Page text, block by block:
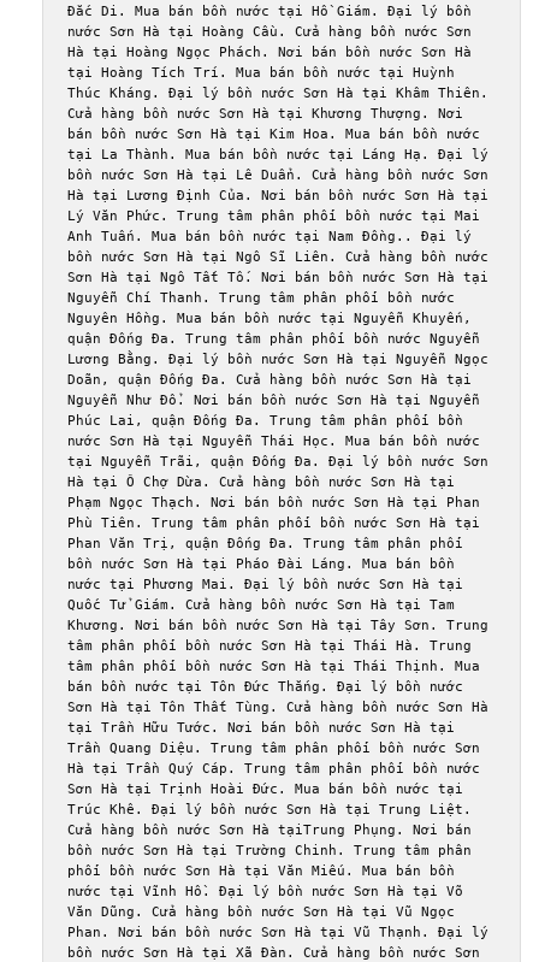
Đắc Di. Mua bán bồn nước tại Hồ Giám. Đại lý bồn
nước Sơn Hà tại Hoàng Cầu. Cửa hàng bồn nước Sơn
Hà tại Hoàng Ngọc Phách. Nơi bán bồn nước Sơn Hà
tại Hoàng Tích Trí. Mua bán bồn nước tại Huỳnh
Thúc Kháng. Đại lý bồn nước Sơn Hà tại Khâm Thiên.
Cửa hàng bồn nước Sơn Hà tại Khương Thượng. Nơi
bán bồn nước Sơn Hà tại Kim Hoa. Mua bán bồn nước
tại La Thành. Mua bán bồn nước tại Láng Hạ. Đại lý
bồn nước Sơn Hà tại Lê Duẩn. Cửa hàng bồn nước Sơn
Hà tại Lương Định Của. Nơi bán bồn nước Sơn Hà tại
Lý Văn Phức. Trung tâm phân phối bồn nước tại Mai
Anh Tuấn. Mua bán bồn nước tại Nam Đồng.. Đại lý
bồn nước Sơn Hà tại Ngô Sĩ Liên. Cửa hàng bồn nước
Sơn Hà tại Ngô Tất Tố. Nơi bán bồn nước Sơn Hà tại
Nguyễn Chí Thanh. Trung tâm phân phối bồn nước
Nguyên Hồng. Mua bán bồn nước tại Nguyễn Khuyến,
quận Đống Đa. Trung tâm phân phối bồn nước Nguyễn
Lương Bằng. Đại lý bồn nước Sơn Hà tại Nguyễn Ngọc
Doãn, quận Đống Đa. Cửa hàng bồn nước Sơn Hà tại
Nguyễn Như Đổ. Nơi bán bồn nước Sơn Hà tại Nguyễn
Phúc Lai, quận Đống Đa. Trung tâm phân phối bồn
nước Sơn Hà tại Nguyễn Thái Học. Mua bán bồn nước
tại Nguyễn Trãi, quận Đống Đa. Đại lý bồn nước Sơn
Hà tại Ô Chợ Dừa. Cửa hàng bồn nước Sơn Hà tại
Phạm Ngọc Thạch. Nơi bán bồn nước Sơn Hà tại Phan
Phù Tiên. Trung tâm phân phối bồn nước Sơn Hà tại
Phan Văn Trị, quận Đống Đa. Trung tâm phân phối
bồn nước Sơn Hà tại Pháo Đài Láng. Mua bán bồn
nước tại Phương Mai. Đại lý bồn nước Sơn Hà tại
Quốc Tử Giám. Cửa hàng bồn nước Sơn Hà tại Tam
Khương. Nơi bán bồn nước Sơn Hà tại Tây Sơn. Trung
tâm phân phối bồn nước Sơn Hà tại Thái Hà. Trung
tâm phân phối bồn nước Sơn Hà tại Thái Thịnh. Mua
bán bồn nước tại Tôn Đức Thắng. Đại lý bồn nước
Sơn Hà tại Tôn Thất Tùng. Cửa hàng bồn nước Sơn Hà
tại Trần Hữu Tước. Nơi bán bồn nước Sơn Hà tại
Trần Quang Diệu. Trung tâm phân phối bồn nước Sơn
Hà tại Trần Quý Cáp. Trung tâm phân phối bồn nước
Sơn Hà tại Trịnh Hoài Đức. Mua bán bồn nước tại
Trúc Khê. Đại lý bồn nước Sơn Hà tại Trung Liệt.
Cửa hàng bồn nước Sơn Hà tạiTrung Phụng. Nơi bán
bồn nước Sơn Hà tại Trường Chinh. Trung tâm phân
phối bồn nước Sơn Hà tại Văn Miếu. Mua bán bồn
nước tại Vĩnh Hồ. Đại lý bồn nước Sơn Hà tại Võ
Văn Dũng. Cửa hàng bồn nước Sơn Hà tại Vũ Ngọc
Phan. Nơi bán bồn nước Sơn Hà tại Vũ Thạnh. Đại lý
bồn nước Sơn Hà tại Xã Đàn. Cửa hàng bồn nước Sơn